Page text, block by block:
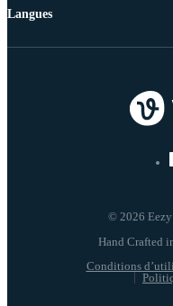
© 2026 Eezy
Conditions
Langues